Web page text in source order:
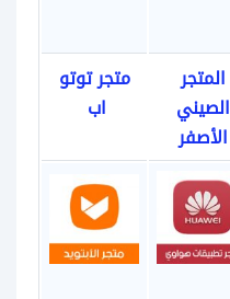
المتجر
الصيني
الأصفر
متجر توتو
اب